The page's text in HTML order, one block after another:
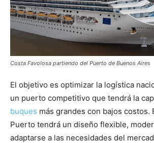
Costa Favolosa partiendo del Puerto de Buenos Aires
El objetivo es optimizar la logística
un puerto competitivo que tendrá la
buques más grandes con bajos costos.
Puerto tendrá un diseño flexible,
adaptarse a las necesidades del